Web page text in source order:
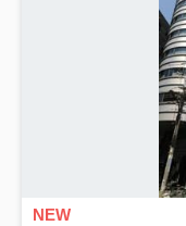
NEW